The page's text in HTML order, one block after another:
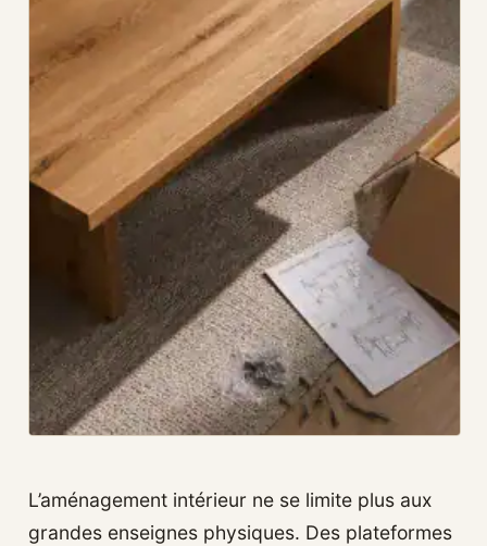
L’aménagement intérieur ne se limite plus aux
grandes enseignes physiques. Des plateformes